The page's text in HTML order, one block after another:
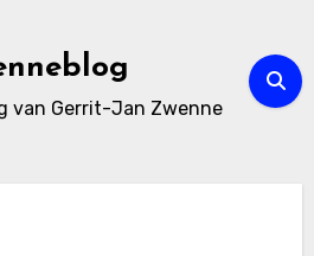
van Gerrit-Jan Zwenne